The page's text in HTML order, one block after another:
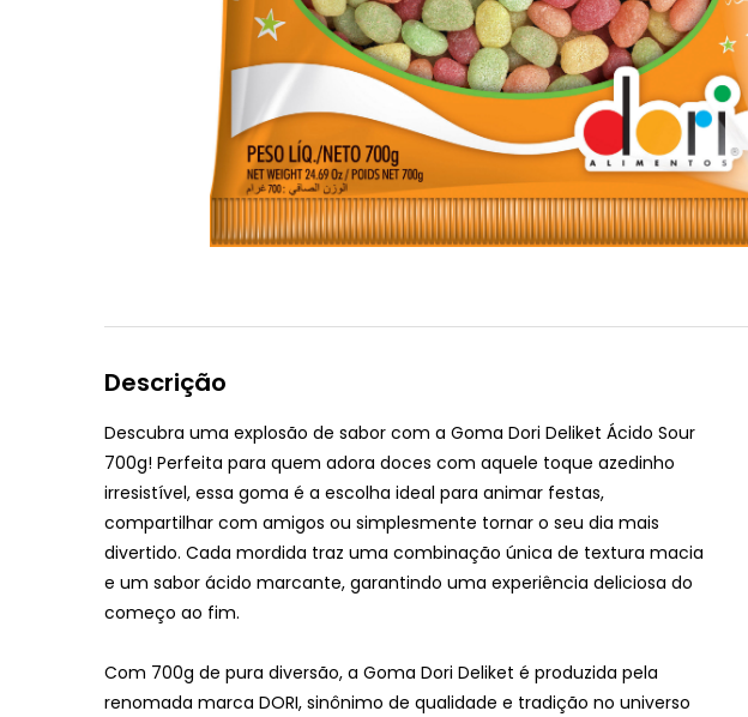
Descrição
Descubra uma explosão de sabor com a Goma Dori Deliket Ácido Sour
700g! Perfeita para quem adora doces com aquele toque azedinho
irresistível, essa goma é a escolha ideal para animar festas,
compartilhar com amigos ou simplesmente tornar o seu dia mais
divertido. Cada mordida traz uma combinação única de textura macia
e um sabor ácido marcante, garantindo uma experiência deliciosa do
começo ao fim.
Com 700g de pura diversão, a Goma Dori Deliket é produzida pela
renomada marca DORI, sinônimo de qualidade e tradição no universo